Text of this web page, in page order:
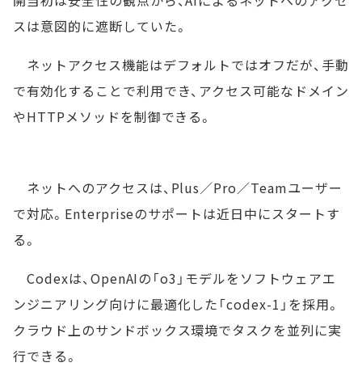
スは意図的に遮断していた。
ネットアクセス機能はデフォルトではオフだが、手動
で有効化することで利用でき、アクセス可能なドメイン
やHTTPメソッドを制御できる。
ネットへのアクセスは、Plus／Pro／Teamユーザー
で対応。Enterpriseのサポートは近日中にスタートす
る。
Codexは、OpenAIの「o3」モデルをソフトウェアエ
ンジニアリング向けに最適化した「codex-1」を採用。
クラウド上のサンドボックス環境でタスクを並列に実
行できる。